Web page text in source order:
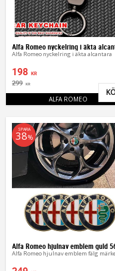
Alfa Romeo nyckelring i äkta alcantara
198 KR
299 KR
ALFA ROMEO
Alfa Romeo hjulnav emblem fälg
SPARA
38%